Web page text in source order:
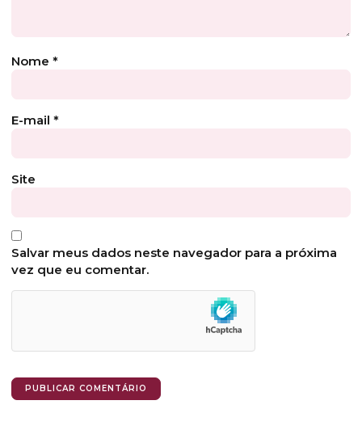
Nome *
E-mail *
Site
Salvar meus dados neste navegador para a próxima
vez que eu comentar.